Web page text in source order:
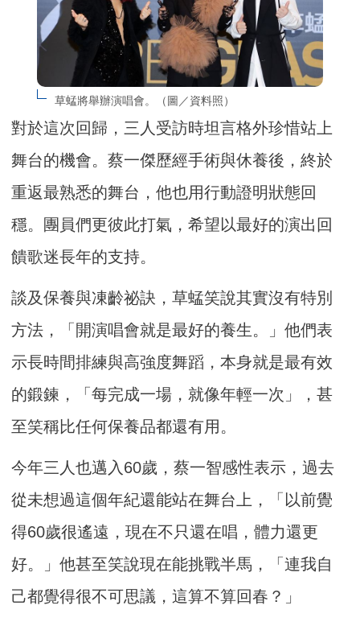
草蜢將舉辦演唱會。（圖／資料照）
對於這次回歸，三人受訪時坦言格外珍惜站上
舞台的機會。蔡一傑歷經手術與休養後，終於
重返最熟悉的舞台，他也用行動證明狀態回
穩。團員們更彼此打氣，希望以最好的演出回
饋歌迷長年的支持。
談及保養與凍齡祕訣，草蜢笑說其實沒有特別
方法，「開演唱會就是最好的養生。」他們表
示長時間排練與高強度舞蹈，本身就是最有效
的鍛鍊，「每完成一場，就像年輕一次」，甚
至笑稱比任何保養品都還有用。
今年三人也邁入60歲，蔡一智感性表示，過去
從未想過這個年紀還能站在舞台上，「以前覺
得60歲很遙遠，現在不只還在唱，體力還更
好。」他甚至笑說現在能挑戰半馬，「連我自
己都覺得很不可思議，這算不算回春？」